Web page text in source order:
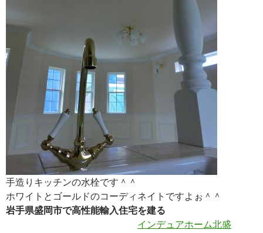
手造りキッチンの水栓です＾＾
ホワイトとゴールドのコーディネイトですよぉ＾＾
岩手県盛岡市で高性能輸入住宅を建る
インデュアホーム北盛